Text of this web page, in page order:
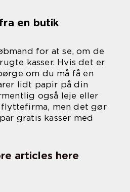
en butik
for at se, om de
kasser. Hvis det er
om du må få en
lidt papir på din
også leje eller
men det gør
gratis kasser med
articles here